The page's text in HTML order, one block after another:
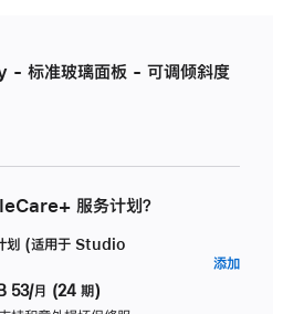
标准玻璃面板 - 可调倾斜度
服务计划？
划 (适用于 Studio
53/月 (24 期)
添加